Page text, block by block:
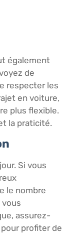
également
de
respecter les
en voiture,
plus flexible.
la praticité.
Si vous
le nombre
vous
assurez-
profiter de